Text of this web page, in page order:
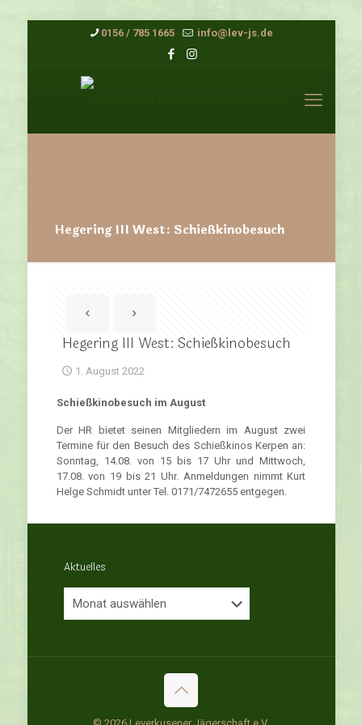
0156 / 785 1665 info@lev-js.de
Hegering III West: Schießkinobesuch
Hegering III West: Schießkinobesuch
1. August 2022
Schießkinobesuch im August
Der HR bietet seinen Mitgliedern im August zwei
Termine für den Besuch des Schießkinos Kerpen an:
Sonntag, 14.08. von 15 bis 17 Uhr und Mittwoch,
17.08. von 19 bis 21 Uhr. Anmeldungen nimmt Kurt
Helge Schmidt unter Tel. 0171/7472655 entgegen.
Aktuelles